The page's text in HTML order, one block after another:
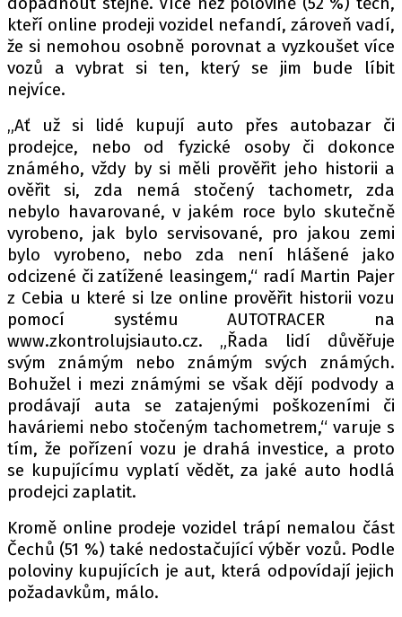
kteří online prodeji vozidel nefandí, zároveň vadí,
že si nemohou osobně porovnat a vyzkoušet více
vozů a vybrat si ten, který se jim bude líbit
nejvíce.
„Ať už si lidé kupují auto přes autobazar či
prodejce, nebo od fyzické osoby či dokonce
známého, vždy by si měli prověřit jeho historii a
ověřit si, zda nemá stočený tachometr, zda
nebylo havarované, v jakém roce bylo skutečně
vyrobeno, jak bylo servisované, pro jakou zemi
bylo vyrobeno, nebo zda není hlášené jako
odcizené či zatížené leasingem,“ radí Martin Pajer
z Cebia u které si lze online prověřit historii vozu
pomocí systému AUTOTRACER na
www.zkontrolujsiauto.cz. „Řada lidí důvěřuje
svým známým nebo známým svých známých.
Bohužel i mezi známými se však dějí podvody a
prodávají auta se zatajenými poškozeními či
haváriemi nebo stočeným tachometrem,“ varuje s
tím, že pořízení vozu je drahá investice, a proto
se kupujícímu vyplatí vědět, za jaké auto hodlá
prodejci zaplatit.
Kromě online prodeje vozidel trápí nemalou část
Čechů (51 %) také nedostačující výběr vozů. Podle
poloviny kupujících je aut, která odpovídají jejich
požadavkům, málo.